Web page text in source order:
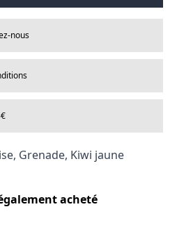
nous
Grenade, Kiwi jaune
acheté